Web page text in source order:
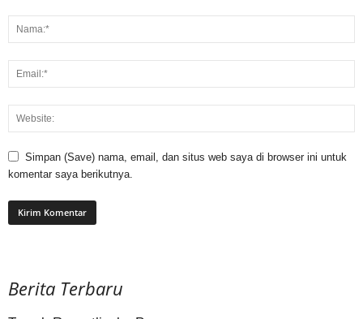
Simpan (Save) nama, email, dan situs web saya di browser ini untuk
komentar saya berikutnya.
Berita Terbaru